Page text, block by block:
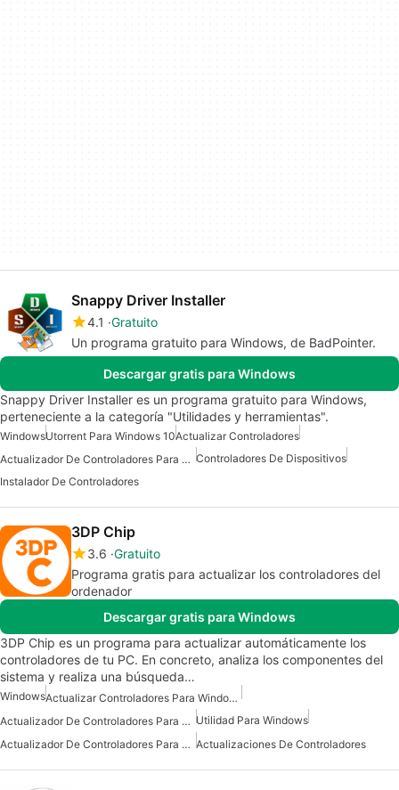
Snappy Driver Installer
4.1 Gratuito
Un programa gratuito para Windows, de BadPointer.
Descargar gratis para Windows
Snappy Driver Installer es un programa gratuito para Windows,
perteneciente a la categoría "Utilidades y herramientas".
WindowsUtorrent Para Windows 10Actualizar Controladores
Actualizador De Controladores Para Windows Controladores De Dispositivos
Instalador De Controladores
3DP Chip
3.6 Gratuito
Programa gratis para actualizar los controladores del
ordenador
Descargar gratis para Windows
3DP Chip es un programa para actualizar automáticamente los
controladores de tu PC. En concreto, analiza los componentes del
sistema y realiza una búsqueda…
Windows
Actualizar Controladores Para Windows
Actualizador De Controladores Para Windows Utilidad Para Windows
Actualizador De Controladores Para Windows 7 Actualizaciones De Controladores